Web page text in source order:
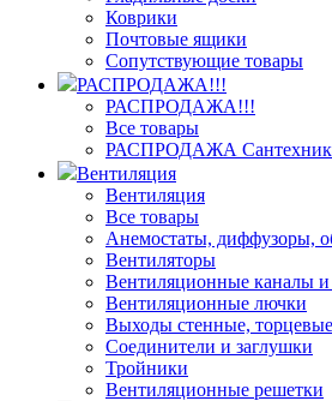
Коврики
Почтовые ящики
Сопутствующие товары
РАСПРОДАЖА!!!
РАСПРОДАЖА!!!
Все товары
РАСПРОДАЖА
Вентиляция
Вентиляция
Все товары
Анемостаты, диффузоры,
Вентиляторы
Вентиляционные каналы и
Вентиляционные лючки
Выходы стенные,
Соединители и заглушки
Тройники
Вентиляционные решетки